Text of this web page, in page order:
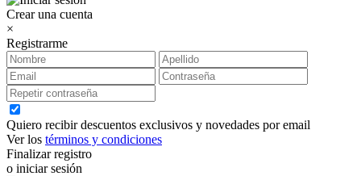
Crear una cuenta
×
Registrarme
Quiero recibir descuentos exclusivos y novedades por email
Ver los términos y condiciones
Finalizar registro
o iniciar sesión